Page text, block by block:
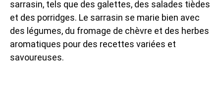
sarrasin, tels que des galettes, des salades tièdes
et des porridges. Le sarrasin se marie bien avec
des légumes, du fromage de chèvre et des herbes
aromatiques pour des recettes variées et
savoureuses.